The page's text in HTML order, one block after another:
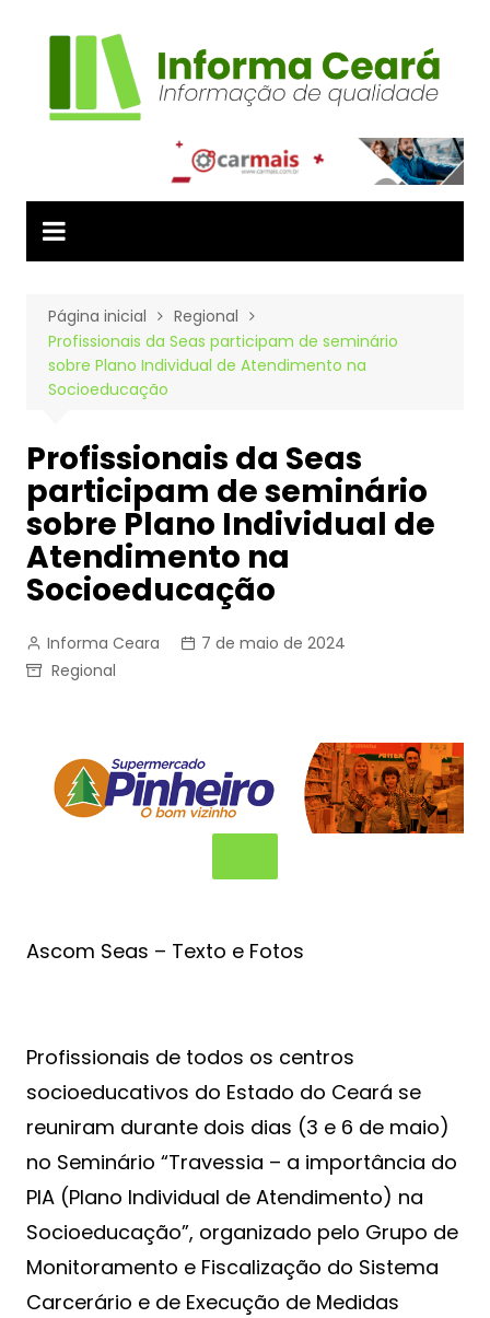
Página inicial
Regional
Profissionais da Seas participam de seminário
sobre Plano Individual de Atendimento na
Socioeducação
Profissionais da Seas
participam de seminário
sobre Plano Individual de
Atendimento na
Socioeducação
Informa Ceara
7 de maio de 2024
Regional
Ascom Seas – Texto e Fotos
Profissionais de todos os centros
socioeducativos do Estado do Ceará se
reuniram durante dois dias (3 e 6 de maio)
no Seminário “Travessia – a importância do
PIA (Plano Individual de Atendimento) na
Socioeducação”, organizado pelo Grupo de
Monitoramento e Fiscalização do Sistema
Carcerário e de Execução de Medidas